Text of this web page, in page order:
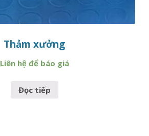
Thảm xưởng
Liên hệ để báo giá
Đọc tiếp